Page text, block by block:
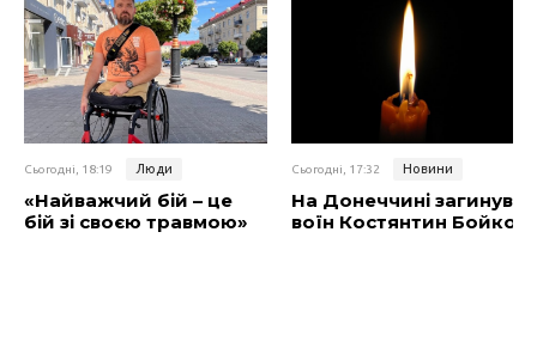
Сьогодні, 18:19 Люди
«Найважчий бій – це
бій зі своєю травмою»
Сьогодні, 17:32 Новини
На Донеччині загинув
воїн Костянтин Бойко